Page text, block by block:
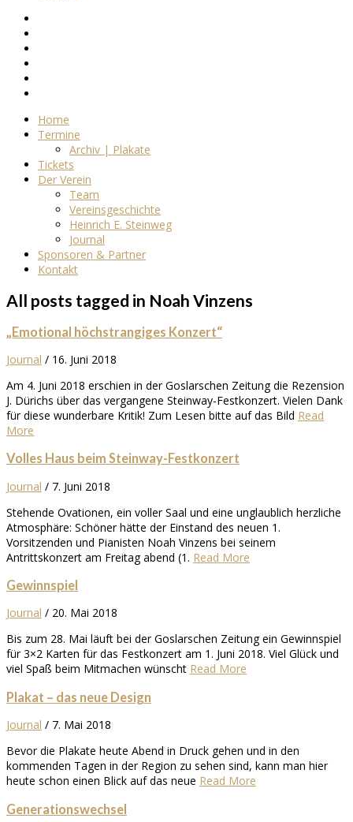
Home
Termine
Archiv | Plakate
Tickets
Der Verein
Team
Vereinsgeschichte
Heinrich E. Steinweg
Journal
Sponsoren & Partner
Kontakt
All posts tagged in Noah Vinzens
„Emotional höchstrangiges Konzert“
Journal / 16. Juni 2018
Am 4. Juni 2018 erschien in der Goslarschen Zeitung die Rezension
J. Dürichs über das vergangene Steinway-Festkonzert. Vielen Dank
für diese wunderbare Kritik! Zum Lesen bitte auf das Bild Read
More
Volles Haus beim Steinway-Festkonzert
Journal / 7. Juni 2018
Stehende Ovationen, ein voller Saal und eine unglaublich herzliche
Atmosphäre: Schöner hätte der Einstand des neuen 1.
Vorsitzenden und Pianisten Noah Vinzens bei seinem
Antrittskonzert am Freitag abend (1. Read More
Gewinnspiel
Journal / 20. Mai 2018
Bis zum 28. Mai läuft bei der Goslarschen Zeitung ein Gewinnspiel
für 3×2 Karten für das Festkonzert am 1. Juni 2018. Viel Glück und
viel Spaß beim Mitmachen wünscht Read More
Plakat – das neue Design
Journal / 7. Mai 2018
Bevor die Plakate heute Abend in Druck gehen und in den
kommenden Tagen in der Region zu sehen sind, kann man hier
heute schon einen Blick auf das neue Read More
Generationswechsel